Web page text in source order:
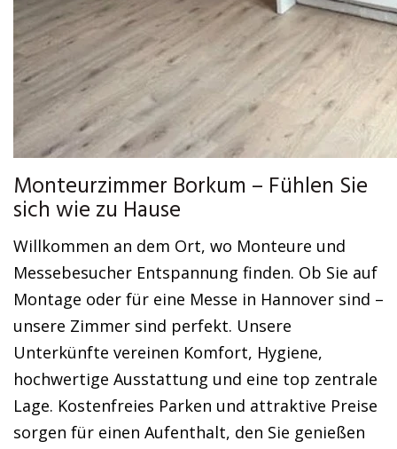
Monteurzimmer Borkum – Fühlen Sie
sich wie zu Hause
Willkommen an dem Ort, wo Monteure und
Messebesucher Entspannung finden. Ob Sie auf
Montage oder für eine Messe in Hannover sind –
unsere Zimmer sind perfekt. Unsere
Unterkünfte vereinen Komfort, Hygiene,
hochwertige Ausstattung und eine top zentrale
Lage. Kostenfreies Parken und attraktive Preise
sorgen für einen Aufenthalt, den Sie genießen